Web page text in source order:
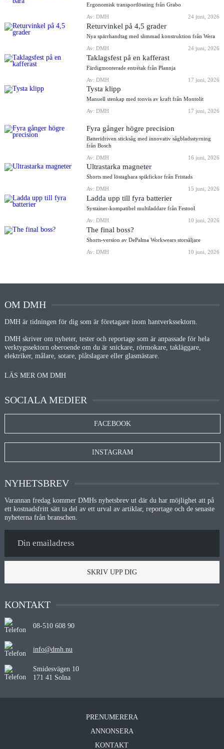
Ergonomisk transportlösning från Grabo
Av: DMH
24 juni, 2026
Returvinkel på 4,5 grader
Nya spärrhandtag med slimmad konstruktion från Wera
Av: DMH
24 juni, 2026
Taklagsfest på en kafferast
Färdigmonterade entrétak från Plannja
Av: DMH
17 juni, 2026
Tysta klipp
Manuell stenkap med tonvis av kraft från Montolit
Av: DMH
17 juni, 2026
Fyra gånger högre precision
Batteridriven sticksåg med innovativ sågbladsstyrning
från Bosch
Av: DMH
16 juni, 2026
Ultrastarka magneter
Shorts med löstagbara spikfickor från Fristads
Av: DMH
15 juni, 2026
Ladda upp till fyra batterier
Systainer-kompatibel multiladdare från Festool
Av: DMH
10 juni, 2026
The final boss?
Shorts-version av DePalma Workwears storsäljare
Av: DMH
10 juni, 2026
OM DMH
DMH är tidningen för dig som är företagare inom hantverkssektorn.
DMH skriver om nyheter, tester och reportage som är anpassade för hela
verktygssektorn oberoende om du är snickare, rörmokare, takläggare,
elektriker, målare, sotare, plåtslagare eller glasmästare.
LÄS MER OM DMH
SOCIALA MEDIER
FACEBOOK
INSTAGRAM
NYHETSBREV
Varannan fredag kommer DMHs nyhetsbrev ut där du har möjlighet att på
ett kostnadsfritt sätt ta del av ett urval av artiklar, reportage och de senaste
nyheterna från branschen.
SKRIV UPP DIG
KONTAKT
08-510 608 90
info@dmh.nu
Smidesvägen 10
171 41 Solna
PRENUMERERA
ANNONSERA
KONTAKT